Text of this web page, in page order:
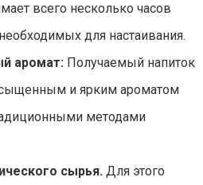
всего несколько часов
для настаивания.
аромат: Получаемый напиток
и ярким ароматом
методами
сырья. Для этого